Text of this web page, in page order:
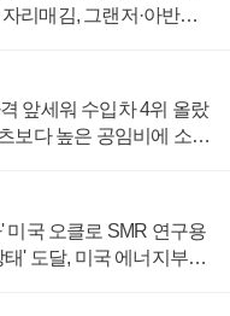
리매김, 그랜저·아반떼
앞세워 수입차 4위 올랐
보다 높은 공임비에 소비
미국 오클로 SMR 연구용
' 도달, 미국 에너지부